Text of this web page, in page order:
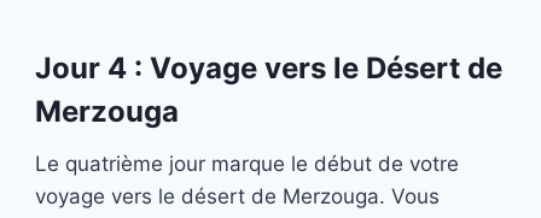
Jour 4 : Voyage vers le Désert de
Merzouga
Le quatrième jour marque le début de votre
voyage vers le désert de Merzouga. Vous